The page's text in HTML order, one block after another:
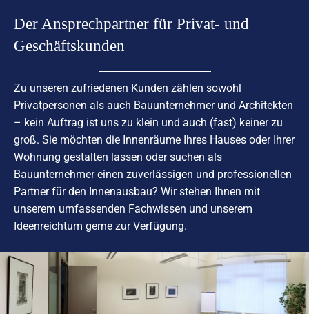
Der Ansprechpartner für Privat- und
Geschäftskunden
Zu unseren zufriedenen Kunden zählen sowohl
Privatpersonen als auch Bauunternehmer und Architekten
– kein Auftrag ist uns zu klein und auch (fast) keiner zu
groß. Sie möchten die Innenräume Ihres Hauses oder Ihrer
Wohnung gestalten lassen oder suchen als
Bauunternehmer einen zuverlässigen und professionellen
Partner für den Innenausbau? Wir stehen Ihnen mit
unserem umfassenden Fachwissen und unserem
Ideenreichtum gerne zur Verfügung.